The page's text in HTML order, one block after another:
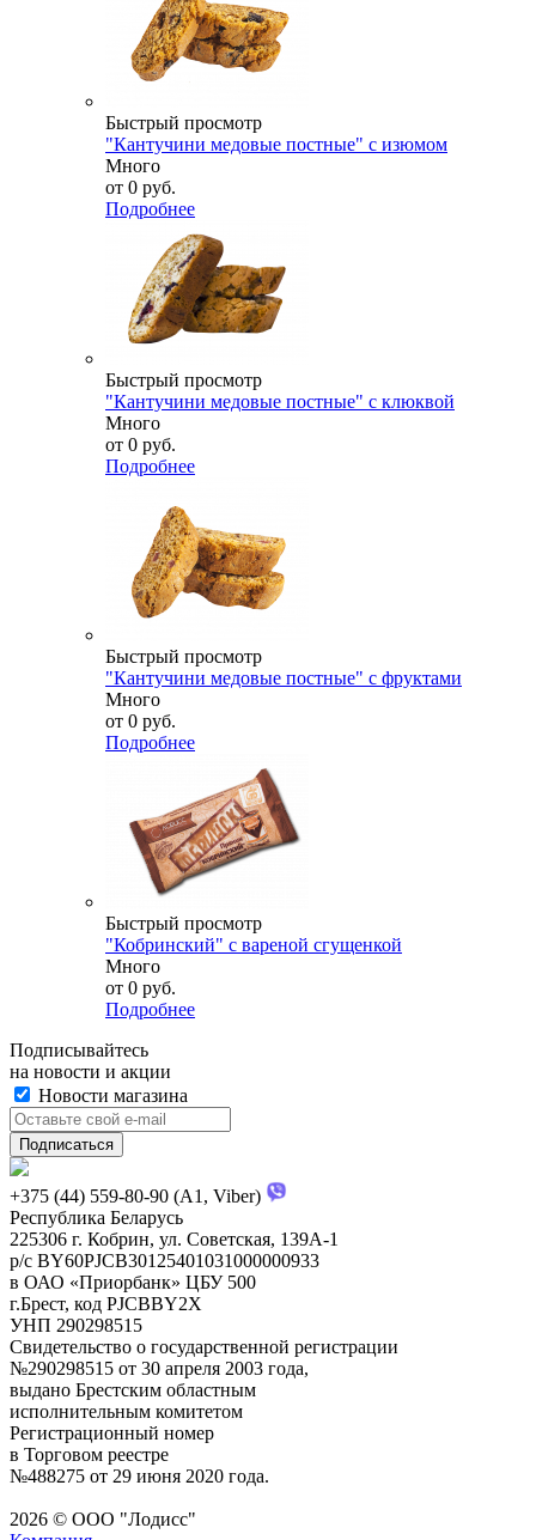
Быстрый просмотр
"Кантучини медовые постные" с изюмом
Много
от 0 руб.
Подробнее
Быстрый просмотр
"Кантучини медовые постные" с клюквой
Много
от 0 руб.
Подробнее
Быстрый просмотр
"Кантучини медовые постные" с фруктами
Много
от 0 руб.
Подробнее
Быстрый просмотр
"Кобринский" с вареной сгущенкой
Много
от 0 руб.
Подробнее
Подписывайтесь
на новости и акции
Новости магазина
+375 (44) 559-80-90 (A1, Viber)
Республика Беларусь
225306 г. Кобрин, ул. Советская, 139А-1
р/с BY60PJCB30125401031000000933
в ОАО «Приорбанк» ЦБУ 500
г.Брест, код PJCBBY2X
УНП 290298515
Свидетельство о государственной регистрации
№290298515 от 30 апреля 2003 года,
выдано Брестским областным
исполнительным комитетом
Регистрационный номер
в Торговом реестре
№488275 от 29 июня 2020 года.
2026 © ООО "Лодисс"